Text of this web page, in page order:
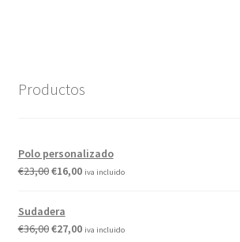
Productos
Polo personalizado
€23,00€16,00 iva incluido
Sudadera
€36,00€27,00 iva incluido